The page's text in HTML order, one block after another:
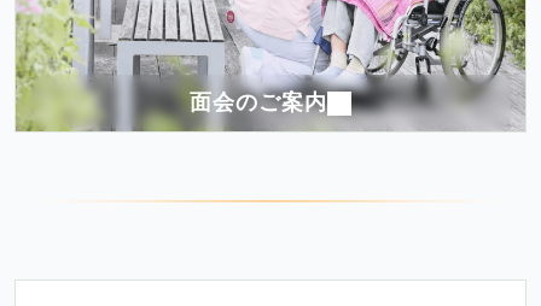
面会のご案内